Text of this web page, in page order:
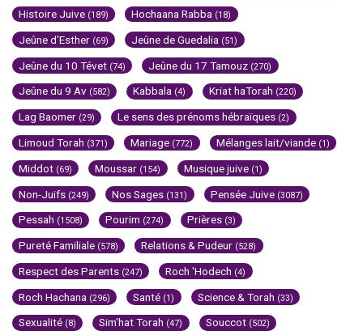
Histoire Juive (189) Hochaana Rabba (18)
Jeûne d'Esther (69) Jeûne de Guedalia (51)
Jeûne du 10 Tévet (74) Jeûne du 17 Tamouz (270)
Jeûne du 9 Av (582) Kabbala (4) Kriat haTorah (220)
Lag Baomer (29) Le sens des prénoms hébraïques (2)
Limoud Torah (371) Mariage (772) Mélanges lait/viande (1)
Middot (69) Moussar (154) Musique juive (1)
Non-Juifs (249) Nos Sages (131) Pensée Juive (3087)
Pessah (1508) Pourim (274) Prières (3)
Pureté Familiale (578) Relations & Pudeur (528)
Respect des Parents (247) Roch 'Hodech (4)
Roch Hachana (296) Santé (1) Science & Torah (33)
Sexualité (8) Sim'hat Torah (47) Souccot (502)